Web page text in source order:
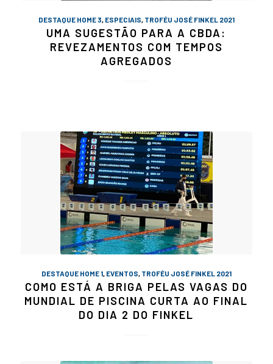
DESTAQUE HOME 3, ESPECIAIS, TROFÉU JOSÉ FINKEL 2021
UMA SUGESTÃO PARA A CBDA:
REVEZAMENTOS COM TEMPOS
AGREGADOS
DESTAQUE HOME 1, EVENTOS, TROFÉU JOSÉ FINKEL 2021
COMO ESTÁ A BRIGA PELAS VAGAS DO
MUNDIAL DE PISCINA CURTA AO FINAL
DO DIA 2 DO FINKEL